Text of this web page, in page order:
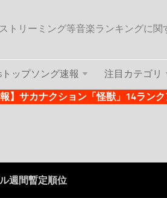
トリーミング等音楽ランキングに関
トップソング速報 注目カテゴリ
報】サカナクション「怪獣」14ラン
週間暫定順位